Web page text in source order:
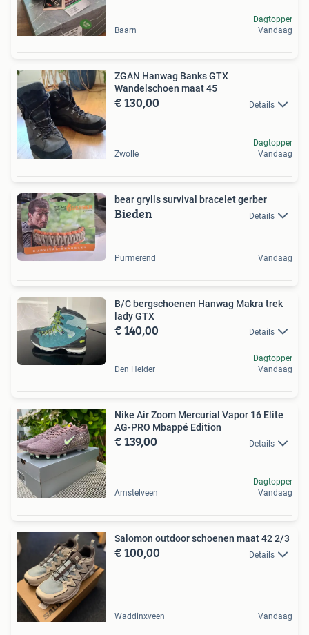
Baarn
Dagtopper
Vandaag
ZGAN Hanwag Banks GTX
Wandelschoen maat 45
€ 130,00 Details
Zwolle
Dagtopper
Vandaag
bear grylls survival bracelet gerber
Bieden Details
Purmerend Vandaag
B/C bergschoenen Hanwag Makra trek
lady GTX
€ 140,00 Details
Den Helder
Dagtopper
Vandaag
Nike Air Zoom Mercurial Vapor 16 Elite
AG-PRO Mbappé Edition
€ 139,00 Details
Amstelveen
Dagtopper
Vandaag
Salomon outdoor schoenen maat 42 2/3
€ 100,00 Details
Waddinxveen Vandaag